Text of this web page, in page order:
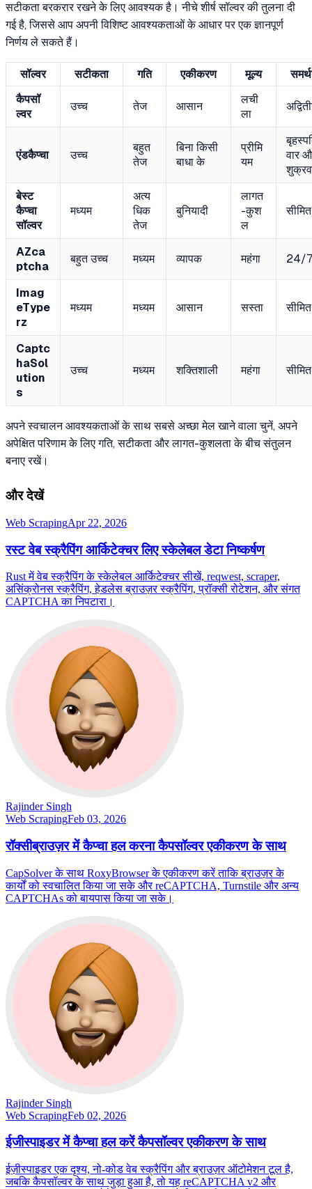
सटीकता बरकरार रखने के लिए आवश्यक है। नीचे शीर्ष सॉल्वर की तुलना दी
गई है, जिससे आप अपनी विशिष्ट आवश्यकताओं के आधार पर एक ज्ञानपूर्ण
निर्णय ले सकते हैं।
सॉल्वर सटीकता गति एकीकरण मूल्य
कैपसॉ
ल्वर
उच्च तेज आसान
लची
ला
एंडकैप्चा उच्च
बहुत
तेज
बिना किसी
बाधा के
प्रीमि
यम
वार
बेस्ट
कैप्चा
सॉल्वर
मध्यम
अत्य
धिक
तेज
बुनियादी
लागत
-कुश
ल
सीमित
AZca
ptcha
बहुत उच्च मध्यम व्यापक महंगा 24/
Imag
eType
rz
मध्यम मध्यम आसान सस्ता सीमित
Captc
haSol
ution
s
उच्च मध्यम शक्तिशाली महंगा सीमित
अपने स्वचालन आवश्यकताओं के साथ सबसे अच्छा मेल खाने वाला चुनें, अपने
अपेक्षित परिणाम के लिए गति, सटीकता और लागत-कुशलता के बीच संतुलन
बनाए रखें।
और देखें
Web ScrapingApr 22, 2026
रस्ट वेब स्क्रैपिंग आर्किटेक्चर लिए स्केलेबल डेटा निष्कर्षण
Rust में वेब स्क्रैपिंग के स्केलेबल आर्किटेक्चर सीखें, reqwest, scraper,
असिंक्रोनस स्क्रैपिंग, हेडलेस ब्राउज़र स्क्रैपिंग, प्रॉक्सी रोटेशन, और संगत
CAPTCHA का निपटारा।
Rajinder Singh
Web ScrapingFeb 03, 2026
रॉक्सीब्राउज़र में कैप्चा हल करना कैपसॉल्वर एकीकरण के साथ
CapSolver के साथ RoxyBrowser के एकीकरण करें ताकि ब्राउज़र के
कार्यों को स्वचालित किया जा सके और reCAPTCHA, Turnstile और अन्य
CAPTCHAs को बायपास किया जा सके।
Rajinder Singh
Web ScrapingFeb 02, 2026
ईजीस्पाइडर में कैप्चा हल करें कैपसॉल्वर एकीकरण के साथ
ईज़ीस्पाइडर एक दृश्य, नो-कोड वेब स्क्रैपिंग और ब्राउज़र ऑटोमेशन टूल है,
जबकि कैपसॉल्वर के साथ जुड़ा हुआ है, तो यह reCAPTCHA v2 और